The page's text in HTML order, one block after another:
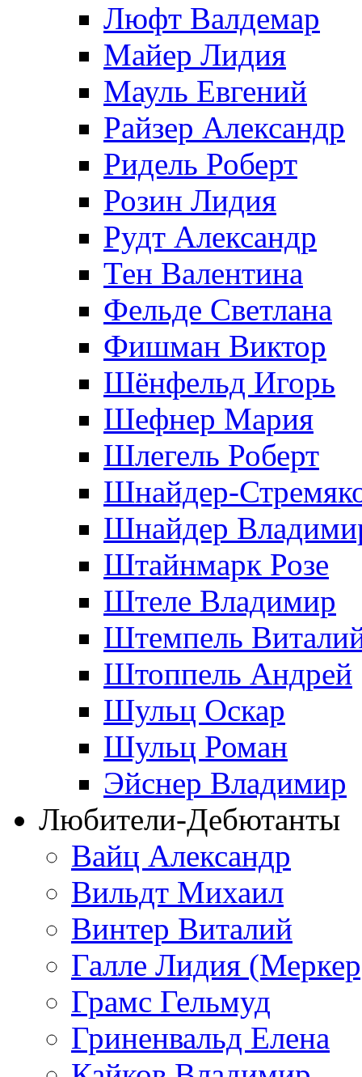
Люфт Валдемaр
Майер Лидия
Мауль Евгений
Райзер Александр
Ридель Роберт
Розин Лидия
Рудт Александр
Тен Валентина
Фельде Светлана
Фишман Виктор
Шёнфельд Игорь
Шефнер Мария
Шлегель Роберт
Шнайдер-
Шнайдер
Штайнмарк Розe
Штеле Владимир
Штемпель
Штоппель Андрей
Шульц Оскар
Шульц Роман
Эйснер Владимир
Любители-Дебютанты
Вайц Александр
Вильдт Михаил
Винтер Виталий
Галле Лидия
Грамс Гельмуд
Гриненвальд Елена